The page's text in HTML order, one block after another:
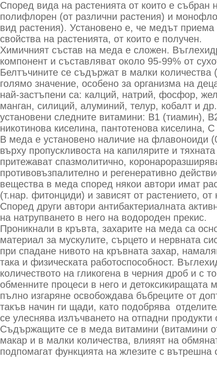
Според вида на растенията от които е събран
полифлорен (от различни растения) и
вид растения). Установено е, че медът приема
свойства на растенията, от които е получен.
Химичният състав на меда е сложен.
компонент и съставляват около 95-99% от
Белтъчините се съдържат в малки количества
голямо значение, особено за организма на
най-застъпени са: калций, натрий, фосфор,
манган, силиций, алуминий, телур, кобалт и
установени следните витамини: В1 (тиамин),
никотинова киселина, пантотенова киселина,
В меда е установено наличие на флавоноиди
върху пропускливоста на капилярите и
притежават спазмолитично,
противовъзпалително и регенеративно
вещества в меда според някои автори имат
(т.нар. фитонциди) и зависят от растението,
Според други автори антибактериалната
на натрупването в него на водороден прекис.
Проникнали в кръвта, захарите на меда са
материал за мускулите, сърцето и нервната
при спадане нивото на кръвната захар,
така и физическата работоспособност.
количеството на гликогена в черния дроб и с
обменните процеси в него и детоксикиращата
пълно изгаряне освобождава бъбреците от
такъв начин ги щади, като подобрява
се улеснява излъчването на отпадни продукти
Съдържащите се в меда витамини (витамини
макар и в малки количества, влияят на
подпомагат функцията на жлезите с вътрешна